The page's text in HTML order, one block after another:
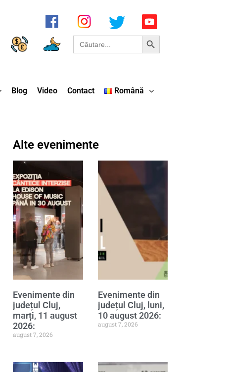
Search
for:
Search Button
Blog Video Contact Română
Alte evenimente
Evenimente din
județul Cluj,
marți, 11 august
2026:
august 7, 2026
Evenimente din
județul Cluj, luni,
10 august 2026:
august 7, 2026